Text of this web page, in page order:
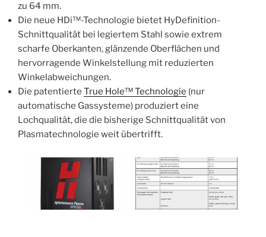
zu 64 mm.
Die neue HDi™-Technologie bietet HyDefinition-
Schnittqualität bei legiertem Stahl sowie extrem
scharfe Oberkanten, glänzende Oberflächen und
hervorragende Winkelstellung mit reduzierten
Winkelabweichungen.
Die patentierte True Hole™ Technologie (nur
automatische Gassysteme) produziert eine
Lochqualität, die die bisherige Schnittqualität von
Plasmatechnologie weit übertrifft.